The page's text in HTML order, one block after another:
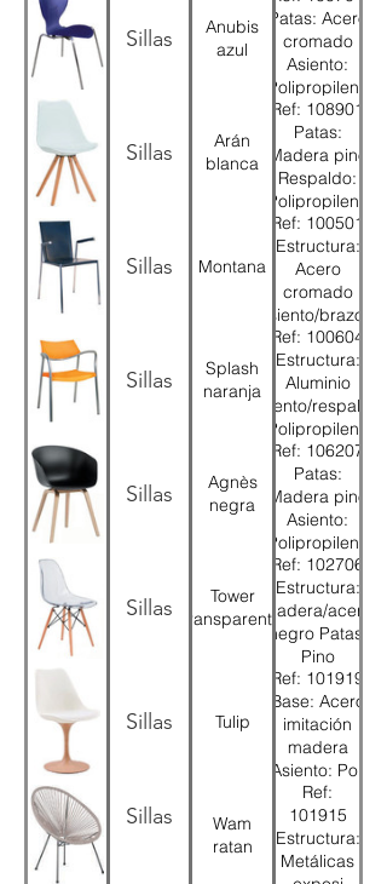
Sillas
Anubis
azul
Patas: Acero
cromado
Asiento:
Polipropileno
azul
Sillas
Arán
blanca
Ref: 108901
Patas:
Madera pino
Respaldo:
Polipropileno
blanco
Asiento: Poli
piel blanca
Sillas Montana
Ref: 100501
Estructura:
Acero
cromado
Asiento/brazos:
Piel negra
Sillas
Splash
naranja
Ref: 100604
Estructura:
Aluminio
Asiento/respaldo:
Polipropileno
naranja
Sillas
Agnès
negra
Ref: 106207
Patas:
Madera pino
Asiento:
Polipropileno
negro
Sillas
Tower
transparente
Ref: 102706
Estructura:
Madera/acero
negro Patas:
Pino
barnizado
Asiento:
Policarbonato
transparente
Sillas Tulip
Ref: 101919
Base: Acero
imitación
madera
Asiento: Poli
piel blanca
Respaldo:
Polipropileno
blanco
Sillas
Wam
ratan
Ref:
101915
Estructura:
Metálicas